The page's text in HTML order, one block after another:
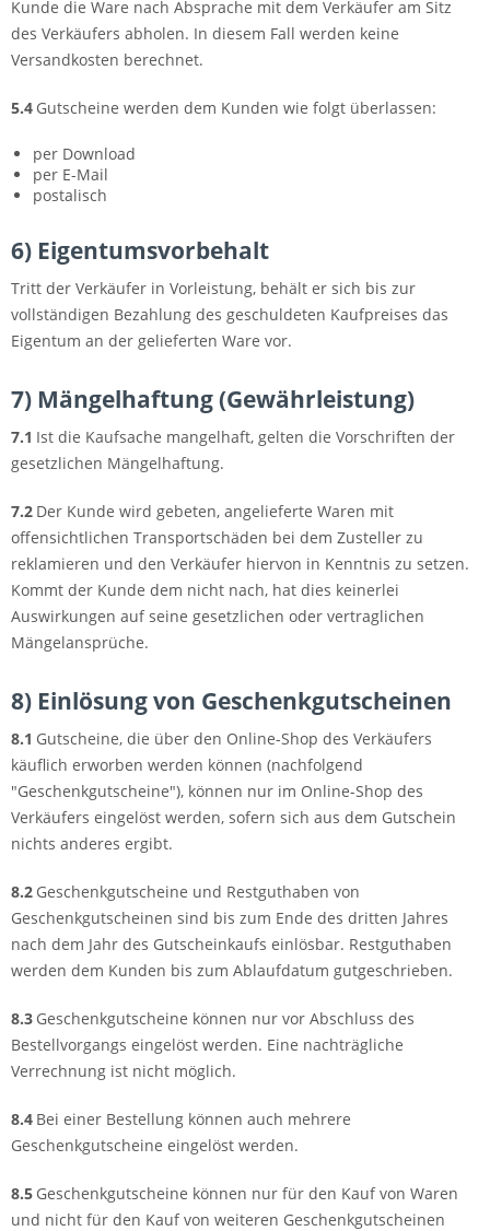
Kunde die Ware nach Absprache mit dem Verkäufer am Sitz
des Verkäufers abholen. In diesem Fall werden keine
Versandkosten berechnet.
5.4 Gutscheine werden dem Kunden wie folgt überlassen:
per Download
per E-Mail
postalisch
6) Eigentumsvorbehalt
Tritt der Verkäufer in Vorleistung, behält er sich bis zur
vollständigen Bezahlung des geschuldeten Kaufpreises das
Eigentum an der gelieferten Ware vor.
7) Mängelhaftung (Gewährleistung)
7.1 Ist die Kaufsache mangelhaft, gelten die Vorschriften der
gesetzlichen Mängelhaftung.
7.2 Der Kunde wird gebeten, angelieferte Waren mit
offensichtlichen Transportschäden bei dem Zusteller zu
reklamieren und den Verkäufer hiervon in Kenntnis zu setzen.
Kommt der Kunde dem nicht nach, hat dies keinerlei
Auswirkungen auf seine gesetzlichen oder vertraglichen
Mängelansprüche.
8) Einlösung von Geschenkgutscheinen
8.1 Gutscheine, die über den Online-Shop des Verkäufers
käuflich erworben werden können (nachfolgend
"Geschenkgutscheine"), können nur im Online-Shop des
Verkäufers eingelöst werden, sofern sich aus dem Gutschein
nichts anderes ergibt.
8.2 Geschenkgutscheine und Restguthaben von
Geschenkgutscheinen sind bis zum Ende des dritten Jahres
nach dem Jahr des Gutscheinkaufs einlösbar. Restguthaben
werden dem Kunden bis zum Ablaufdatum gutgeschrieben.
8.3 Geschenkgutscheine können nur vor Abschluss des
Bestellvorgangs eingelöst werden. Eine nachträgliche
Verrechnung ist nicht möglich.
8.4 Bei einer Bestellung können auch mehrere
Geschenkgutscheine eingelöst werden.
8.5 Geschenkgutscheine können nur für den Kauf von Waren
und nicht für den Kauf von weiteren Geschenkgutscheinen